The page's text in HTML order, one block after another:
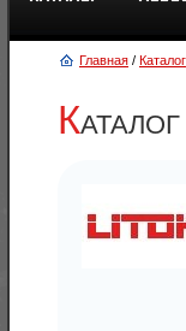
Главная / Каталог
КАТАЛОГ